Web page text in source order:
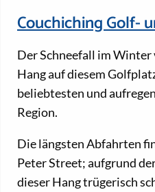
Couchiching Golf-
Der Schneefall im
Hang auf diesem
beliebtesten und
Region.
Die längsten Abfahrten
Peter Street; aufgrund
dieser Hang trügerisch